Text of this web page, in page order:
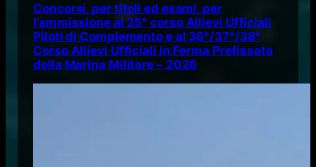
Concorsi, per titoli ed esami, per
l’ammissione al 25° corso Allievi Ufficiali
Piloti di Complemento e al 36°/37°/38°
Corso Allievi Ufficiali in Ferma Prefissata
della Marina Militare – 2026